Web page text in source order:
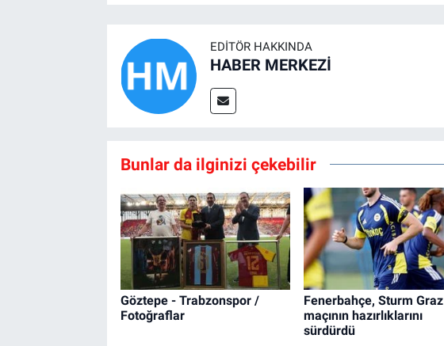
EDITÖR HAKKINDA
HABER MERKEZİ
Bunlar da ilginizi çekebilir
Göztepe - Trabzonspor /
Fotoğraflar
Fenerbahçe, Sturm Graz
maçının hazırlıklarını
sürdürdü